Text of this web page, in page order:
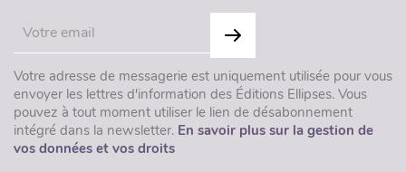
Votre adresse de messagerie est uniquement utilisée pour vous
envoyer les lettres d'information des Éditions Ellipses. Vous
pouvez à tout moment utiliser le lien de désabonnement
intégré dans la newsletter. En savoir plus sur la gestion de
vos données et vos droits